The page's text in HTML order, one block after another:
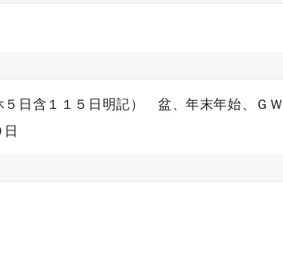
日含１１５日明記） 盆、年末年始、ＧＷ